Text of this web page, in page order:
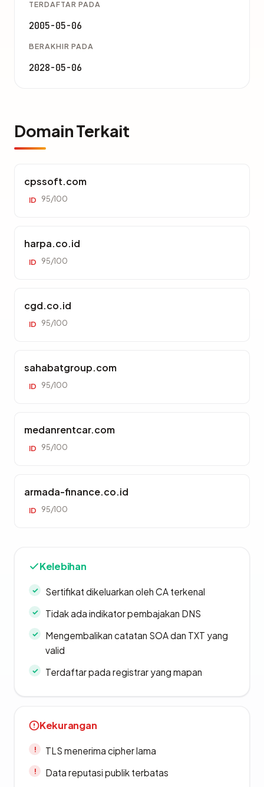
TERDAFTAR PADA
2005-05-06
BERAKHIR PADA
2028-05-06
Domain Terkait
cpssoft.com
ID 95/100
harpa.co.id
ID 95/100
cgd.co.id
ID 95/100
sahabatgroup.com
ID 95/100
medanrentcar.com
ID 95/100
armada-finance.co.id
ID 95/100
Kelebihan
Sertifikat dikeluarkan oleh CA terkenal
Tidak ada indikator pembajakan DNS
Mengembalikan catatan SOA dan TXT yang
valid
Terdaftar pada registrar yang mapan
Kekurangan
TLS menerima cipher lama
Data reputasi publik terbatas